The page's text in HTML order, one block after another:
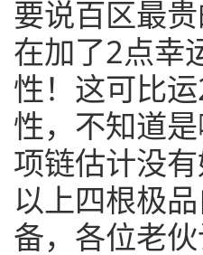
要说百区最
在加了2点幸
性！这可比
性，不知道
项链估计没
以上四根极
备，各位老